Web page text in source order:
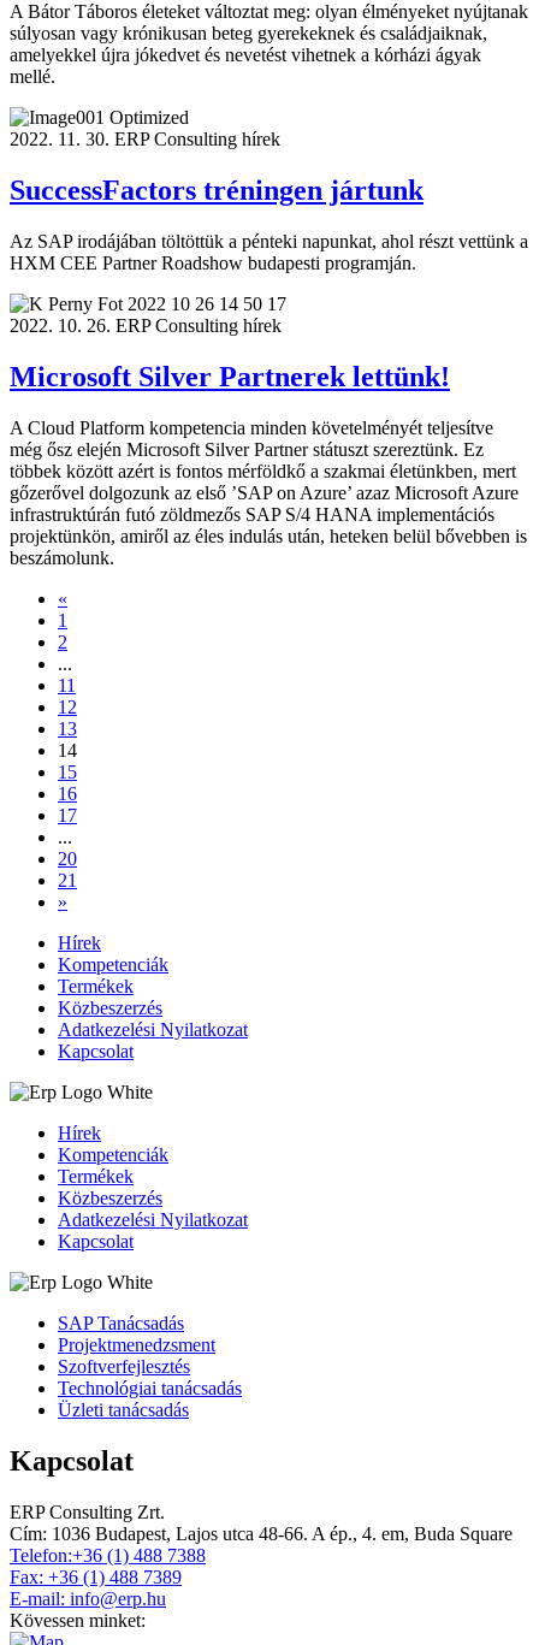
A Bátor Táboros életeket változtat meg: olyan élményeket nyújtanak
súlyosan vagy krónikusan beteg gyerekeknek és családjaiknak,
amelyekkel újra jókedvet és nevetést vihetnek a kórházi ágyak
mellé.
2022. 11. 30. ERP Consulting hírek
SuccessFactors tréningen jártunk
Az SAP irodájában töltöttük a pénteki napunkat, ahol részt vettünk a
HXM CEE Partner Roadshow budapesti programján.
2022. 10. 26. ERP Consulting hírek
Microsoft Silver Partnerek lettünk!
A Cloud Platform kompetencia minden követelményét teljesítve
még ősz elején Microsoft Silver Partner státuszt szereztünk. Ez
többek között azért is fontos mérföldkő a szakmai életünkben, mert
gőzerővel dolgozunk az első ’SAP on Azure’ azaz Microsoft Azure
infrastruktúrán futó zöldmezős SAP S/4 HANA implementációs
projektünkön, amiről az éles indulás után, heteken belül bővebben is
beszámolunk.
«
1
2
...
11
12
13
14
15
16
17
...
20
21
»
Hírek
Kompetenciák
Termékek
Közbeszerzés
Adatkezelési Nyilatkozat
Kapcsolat
Hírek
Kompetenciák
Termékek
Közbeszerzés
Adatkezelési Nyilatkozat
Kapcsolat
SAP Tanácsadás
Projektmenedzsment
Szoftverfejlesztés
Technológiai tanácsadás
Üzleti tanácsadás
Kapcsolat
ERP Consulting Zrt.
Cím: 1036 Budapest, Lajos utca 48-66. A ép., 4. em, Buda Square
Telefon:+36 (1) 488 7388
Fax: +36 (1) 488 7389
E-mail: info@erp.hu
Kövessen minket: